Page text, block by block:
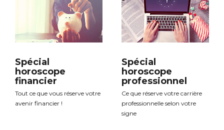
Spécial
horoscope
financier
Tout ce que vous réserve votre
avenir financier !
Spécial
horoscope
professionnel
Ce que réserve votre carrière
professionnelle selon votre
signe